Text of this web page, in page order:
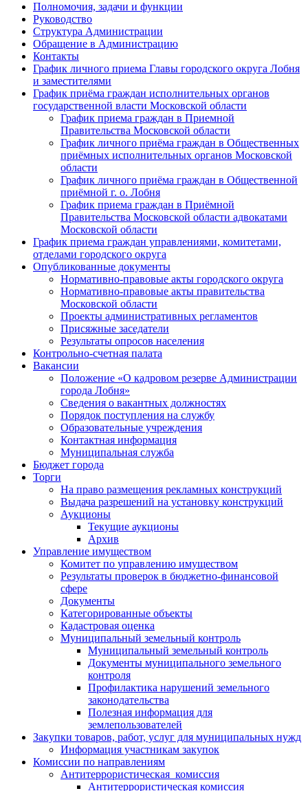
Полномочия, задачи и функции
Руководство
Структура Администрации
Обращение в Администрацию
Контакты
График личного приема Главы городского округа Лобня
и заместителями
График приёма граждан исполнительных органов
государственной власти Московской области
График приема граждан в Приемной
Правительства Московской области
График личного приёма граждан в Общественных
приёмных исполнительных органов Московской
области
График личного приёма граждан в Общественной
приёмной г. о. Лобня
График приема граждан в Приёмной
Правительства Московской области адвокатами
Московской области
График приема граждан управлениями, комитетами,
отделами городского округа
Опубликованные документы
Нормативно-правовые акты городского округа
Нормативно-правовые акты правительства
Московской области
Проекты административных регламентов
Присяжные заседатели
Результаты опросов населения
Контрольно-счетная палата
Вакансии
Положение «О кадровом резерве Администрации
города Лобня»
Сведения о вакантных должностях
Порядок поступления на службу
Образовательные учреждения
Контактная информация
Муниципальная служба
Бюджет города
Торги
На право размещения рекламных конструкций
Выдача разрешений на установку конструкций
Аукционы
Текущие аукционы
Архив
Управление имуществом
Комитет по управлению имуществом
Результаты проверок в бюджетно-финансовой
сфере
Документы
Категорированные объекты
Кадастровая оценка
Муниципальный земельный контроль
Муниципальный земельный контроль
Документы муниципального земельного
контроля
Профилактика нарушений земельного
законодательства
Полезная информация для
землепользователей
Закупки товаров, работ, услуг для муниципальных нужд
Информация участникам закупок
Комиссии по направлениям
Антитеррористическая комиссия
Антитеррористическая комиссия